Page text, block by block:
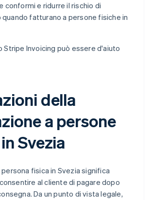
conformi e ridurre il rischio di
fatturano a persone fisiche in
Stripe Invoicing può essere d'aiuto
della
a persone
Svezia
persona fisica in Svezia significa
al cliente di pagare dopo
Da un punto di vista legale,